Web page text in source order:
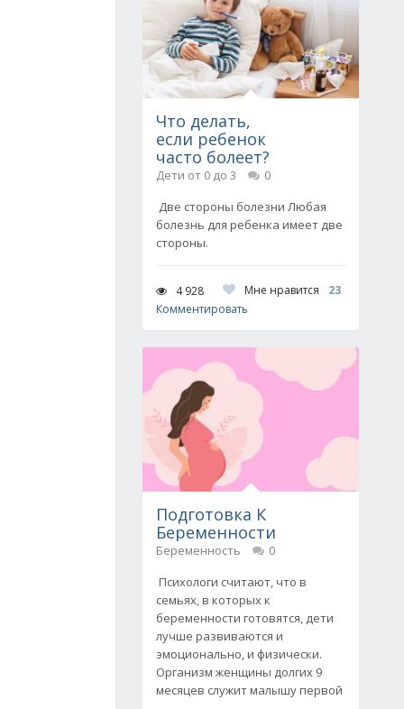
Что делать,
если ребенок
часто болеет?
Дети от 0 до 3
0
Две стороны болезни Любая
болезнь для ребенка имеет две
стороны.
4 928 Мне нравится
23
Комментировать
Подготовка К
Беременности
Беременность
0
Психологи считают, что в
семьях, в которых к
беременности готовятся, дети
лучше развиваются и
эмоционально, и физически.
Организм женщины долгих 9
месяцев служит малышу первой